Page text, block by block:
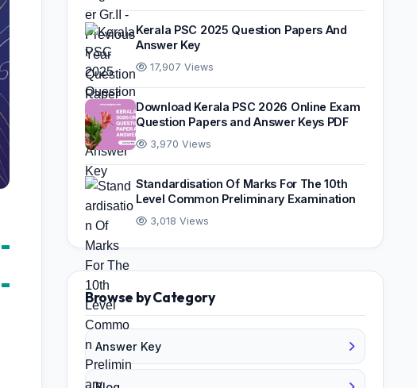
Kerala PSC 2025 Question Papers And
Answer Key
17,907 Views
Download Kerala PSC 2026 Online Exam
Question Papers and Answer Keys PDF
3,970 Views
Standardisation Of Marks For The 10th
Level Common Preliminary Examination
3,018 Views
Browse by Category
Answer Key